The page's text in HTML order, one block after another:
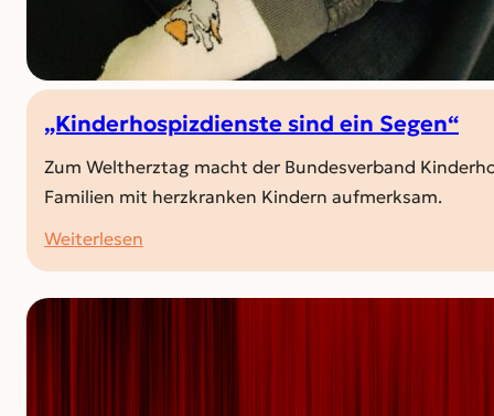
„Kinderhospizdienste sind ein Segen“
Zum Weltherztag macht der Bundesverband
Familien mit herzkranken Kindern aufmerksam.
Weiterlesen
„Kinderhospizdienste
sind